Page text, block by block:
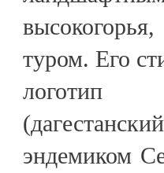
туром. Его
логотип
эндемиком